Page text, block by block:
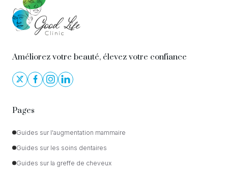
Améliorez votre beauté, élevez votre confiance
Pages
Guides sur l'augmentation mammaire
Guides sur les soins dentaires
Guides sur la greffe de cheveux